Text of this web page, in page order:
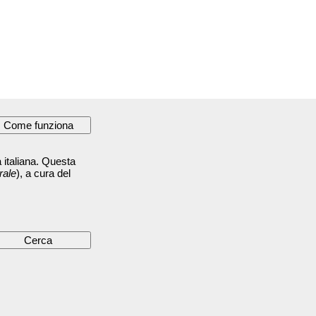
italiana. Questa
), a cura del